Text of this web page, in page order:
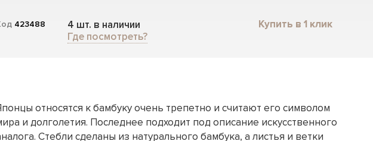
423488
4 шт. в наличии
Где посмотреть?
Купить в 1 клик
относятся к бамбуку очень трепетно и считают его символом
и долголетия. Последнее подходит под описание искусственного
Стебли сделаны из натурального бамбука, а листья и ветки